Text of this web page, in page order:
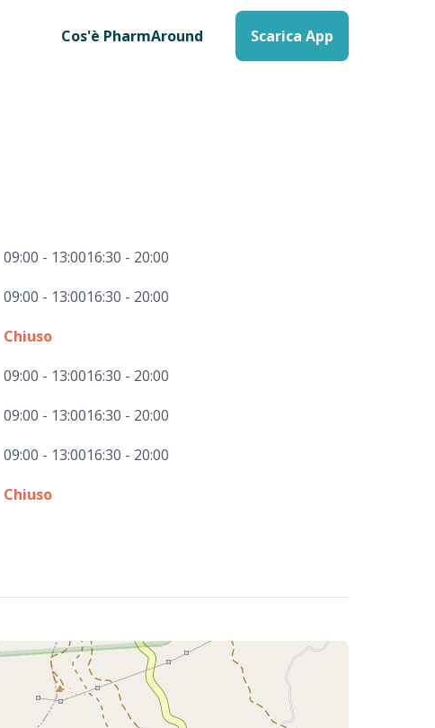
Cos'è PharmAround Scarica App
09:00 - 13:0016:30 - 20:00
09:00 - 13:0016:30 - 20:00
Chiuso
09:00 - 13:0016:30 - 20:00
09:00 - 13:0016:30 - 20:00
09:00 - 13:0016:30 - 20:00
Chiuso